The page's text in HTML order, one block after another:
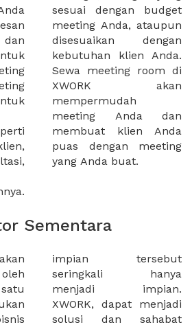
dan
di
yang Anda buat.
Sementara